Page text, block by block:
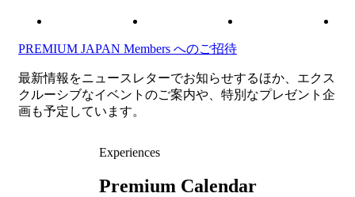
PREMIUM JAPAN Members へのご招待
最新情報をニュースレターでお知らせするほか、エクス
クルーシブなイベントのご案内や、特別なプレゼント企
画も予定しています。
Experiences
Premium Calendar